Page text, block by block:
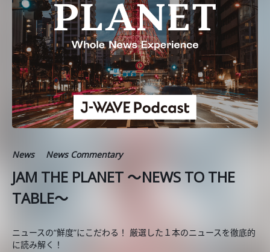
News News Commentary
JAM THE PLANET ～NEWS TO THE
TABLE～
ニュースの“鮮度”にこだわる！ 厳選した１本のニュースを徹底的
に読み解く！